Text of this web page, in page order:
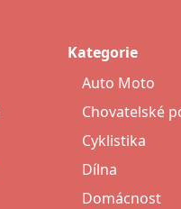
Kategorie
Auto Moto
Chovatelské
Cyklistika
Dílna
Domácnost